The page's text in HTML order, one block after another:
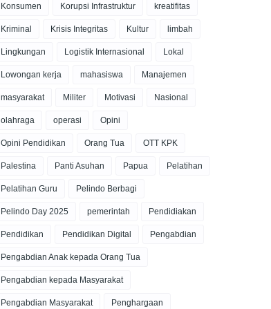
Konsumen Korupsi Infrastruktur kreatifitas
Kriminal Krisis Integritas Kultur limbah
Lingkungan Logistik Internasional Lokal
Lowongan kerja mahasiswa Manajemen
masyarakat Militer Motivasi Nasional
olahraga operasi Opini
Opini Pendidikan Orang Tua OTT KPK
Palestina Panti Asuhan Papua Pelatihan
Pelatihan Guru Pelindo Berbagi
Pelindo Day 2025 pemerintah Pendidiakan
Pendidikan Pendidikan Digital Pengabdian
Pengabdian Anak kepada Orang Tua
Pengabdian kepada Masyarakat
Pengabdian Masyarakat Penghargaan